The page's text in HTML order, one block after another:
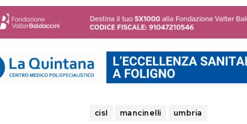
cisl mancinelli umbria